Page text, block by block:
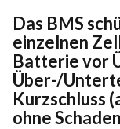
Das BMS
einzelnen
Batterie vor
Über-/
Kurzschluss
ohne